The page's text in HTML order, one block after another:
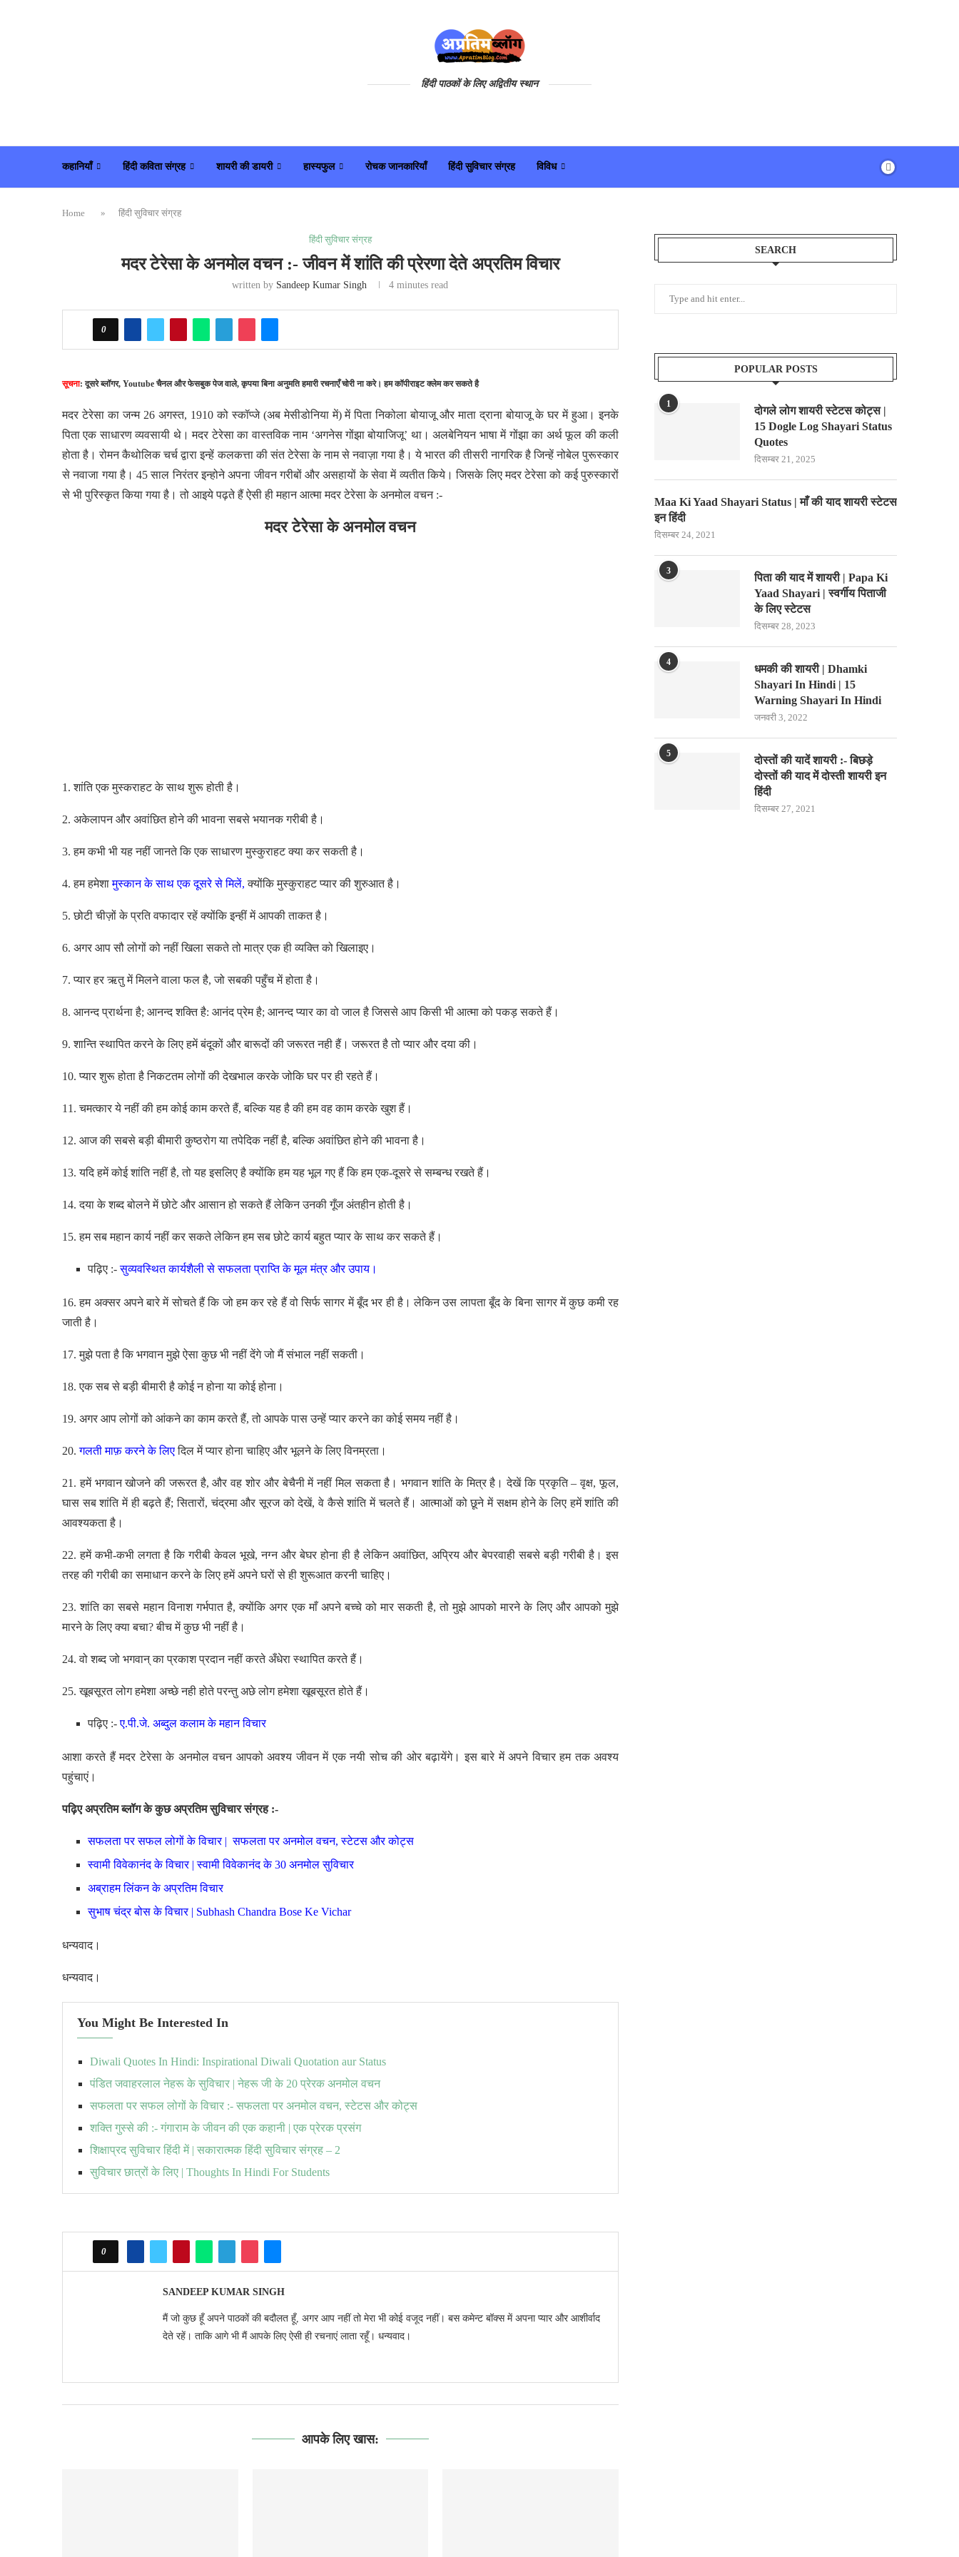
हिंदी पाठकों के लिए अद्वितीय स्थान
कहानियाँ हिंदी कविता संग्रह शायरी की डायरी हास्यफुल रोचक जानकारियाँ हिंदी सुविचार संग्रह विविध
Home » हिंदी सुविचार संग्रह
हिंदी सुविचार संग्रह
मदर टेरेसा के अनमोल वचन :- जीवन में शांति की प्रेरणा देते अप्रतिम विचार
written by Sandeep Kumar Singh 4 minutes read
0
सूचना: दूसरे ब्लॉगर, Youtube चैनल और फेसबुक पेज वाले, कृपया बिना अनुमति हमारी रचनाएँ चोरी ना करे। हम कॉपीराइट क्लेम कर सकते है
मदर टेरेसा का जन्म 26 अगस्त, 1910 को स्कॉप्जे (अब मेसीडोनिया में) में पिता निकोला बोयाजू और माता द्राना बोयाजू के घर में हुआ। इनके
पिता एक साधारण व्यवसायी थे। मदर टेरेसा का वास्तविक नाम ‘अगनेस गोंझा बोयाजिजू’ था। अलबेनियन भाषा में गोंझा का अर्थ फूल की कली
होता है। रोमन कैथोलिक चर्च द्वारा इन्हें कलकत्ता की संत टेरेसा के नाम से नवाज़ा गया है। ये भारत की तीसरी नागरिक है जिन्हें नोबेल पुरूस्कार
से नवाजा गया है। 45 साल निरंतर इन्होने अपना जीवन गरीबों और असहायों के सेवा में व्यतीत किये। जिसके लिए मदर टेरेसा को कई पुरुस्कारों
से भी पुरिस्कृत किया गया है। तो आइये पढ़ते हैं ऐसी ही महान आत्मा मदर टेरेसा के अनमोल वचन :-
मदर टेरेसा के अनमोल वचन
1. शांति एक मुस्कराहट के साथ शुरू होती है।
2. अकेलापन और अवांछित होने की भावना सबसे भयानक गरीबी है।
3. हम कभी भी यह नहीं जानते कि एक साधारण मुस्कुराहट क्या कर सकती है।
4. हम हमेशामुस्कान के साथ एक दूसरे से मिलें, क्योंकि मुस्कुराहट प्यार की शुरुआत है।
5. छोटी चीज़ों के प्रति वफादार रहें क्योंकि इन्हीं में आपकी ताकत है।
6. अगर आप सौ लोगों को नहीं खिला सकते तो मात्र एक ही व्यक्ति को खिलाइए।
7. प्यार हर ऋतु में मिलने वाला फल है, जो सबकी पहुँच में होता है।
8. आनन्द प्रार्थना है; आनन्द शक्ति है: आनंद प्रेम है; आनन्द प्यार का वो जाल है जिससे आप किसी भी आत्मा को पकड़ सकते हैं।
9. शान्ति स्थापित करने के लिए हमें बंदूकों और बारूदों की जरूरत नही हैं। जरूरत है तो प्यार और दया की।
10. प्यार शुरू होता है निकटतम लोगों की देखभाल करके जोकि घर पर ही रहते हैं।
11. चमत्कार ये नहीं की हम कोई काम करते हैं, बल्कि यह है की हम वह काम करके खुश हैं।
12. आज की सबसे बड़ी बीमारी कुष्ठरोग या तपेदिक नहीं है, बल्कि अवांछित होने की भावना है।
13. यदि हमें कोई शांति नहीं है, तो यह इसलिए है क्योंकि हम यह भूल गए हैं कि हम एक-दूसरे से सम्बन्ध रखते हैं।
14. दया के शब्द बोलने में छोटे और आसान हो सकते हैं लेकिन उनकी गूँज अंतहीन होती है।
15. हम सब महान कार्य नहीं कर सकते लेकिन हम सब छोटे कार्य बहुत प्यार के साथ कर सकते हैं।
पढ़िए :-सुव्यवस्थित कार्यशैली से सफलता प्राप्ति के मूल मंत्र और उपाय।
16. हम अक्सर अपने बारे में सोचते हैं कि जो हम कर रहे हैं वो सिर्फ सागर में बूँद भर ही है। लेकिन उस लापता बूँद के बिना सागर में कुछ कमी रह
जाती है।
17. मुझे पता है कि भगवान मुझे ऐसा कुछ भी नहीं देंगे जो मैं संभाल नहीं सकती।
18. एक सब से बड़ी बीमारी है कोई न होना या कोई होना।
19. अगर आप लोगों को आंकने का काम करते हैं, तो आपके पास उन्हें प्यार करने का कोई समय नहीं है।
20.गलती माफ़ करने के लिएदिल में प्यार होना चाहिए और भूलने के लिए विनम्रता।
21. हमें भगवान खोजने की जरूरत है, और वह शोर और बेचैनी में नहीं मिल सकता है। भगवान शांति के मित्र है। देखें कि प्रकृति – वृक्ष, फूल,
घास सब शांति में ही बढ़ते हैं; सितारों, चंद्रमा और सूरज को देखें, वे कैसे शांति में चलते हैं। आत्माओं को छूने में सक्षम होने के लिए हमें शांति की
आवश्यकता है।
22. हमें कभी-कभी लगता है कि गरीबी केवल भूखे, नग्न और बेघर होना ही है लेकिन अवांछित, अप्रिय और बेपरवाही सबसे बड़ी गरीबी है। इस
तरह की गरीबी का समाधान करने के लिए हमें अपने घरों से ही शुरूआत करनी चाहिए।
23. शांति का सबसे महान विनाश गर्भपात है, क्योंकि अगर एक माँ अपने बच्चे को मार सकती है, तो मुझे आपको मारने के लिए और आपको मुझे
मारने के लिए क्या बचा? बीच में कुछ भी नहीं है।
24. वो शब्द जो भगवान् का प्रकाश प्रदान नहीं करते अँधेरा स्थापित करते हैं।
25. खूबसूरत लोग हमेशा अच्छे नही होते परन्तु अछे लोग हमेशा खूबसूरत होते हैं।
पढ़िए :-ए.पी.जे. अब्दुल कलाम के महान विचार
आशा करते हैं मदर टेरेसा के अनमोल वचन आपको अवश्य जीवन में एक नयी सोच की ओर बढ़ायेंगे। इस बारे में अपने विचार हम तक अवश्य
पहुंचाएं।
पढ़िए अप्रतिम ब्लॉग के कुछ अप्रतिम सुविचार संग्रह :-
सफलता पर सफल लोगों के विचार | सफलता पर अनमोल वचन, स्टेटस और कोट्स
स्वामी विवेकानंद के विचार | स्वामी विवेकानंद के 30 अनमोल सुविचार
अब्राहम लिंकन के अप्रतिम विचार
सुभाष चंद्र बोस के विचार | Subhash Chandra Bose Ke Vichar
धन्यवाद।
धन्यवाद।
You Might Be Interested In
Diwali Quotes In Hindi: Inspirational Diwali Quotation aur Status
पंडित जवाहरलाल नेहरू के सुविचार | नेहरू जी के 20 प्रेरक अनमोल वचन
सफलता पर सफल लोगों के विचार :- सफलता पर अनमोल वचन, स्टेटस और कोट्स
शक्ति गुस्से की :- गंगाराम के जीवन की एक कहानी | एक प्रेरक प्रसंग
शिक्षाप्रद सुविचार हिंदी में | सकारात्मक हिंदी सुविचार संग्रह – 2
सुविचार छात्रों के लिए | Thoughts In Hindi For Students
0
SANDEEP KUMAR SINGH
मैं जो कुछ हूँ अपने पाठकों की बदौलत हूँ, अगर आप नहीं तो मेरा भी कोई वजूद नहीं। बस कमेन्ट बॉक्स में अपना प्यार और आशीर्वाद
देते रहें। ताकि आगे भी मैं आपके लिए ऐसी ही रचनाएं लाता रहूँ। धन्यवाद।
आपके लिए खास:
SEARCH
POPULAR POSTS
1
दोगले लोग शायरी स्टेटस कोट्स |
15 Dogle Log Shayari Status
Quotes
दिसम्बर 21, 2025
Maa Ki Yaad Shayari Status | माँ की याद शायरी स्टेटस
इन हिंदी
दिसम्बर 24, 2021
3
पिता की याद में शायरी | Papa Ki
Yaad Shayari | स्वर्गीय पिताजी
के लिए स्टेटस
दिसम्बर 28, 2023
4
धमकी की शायरी | Dhamki
Shayari In Hindi | 15
Warning Shayari In Hindi
जनवरी 3, 2022
5
दोस्तों की यादें शायरी :- बिछड़े
दोस्तों की याद में दोस्ती शायरी इन
हिंदी
दिसम्बर 27, 2021